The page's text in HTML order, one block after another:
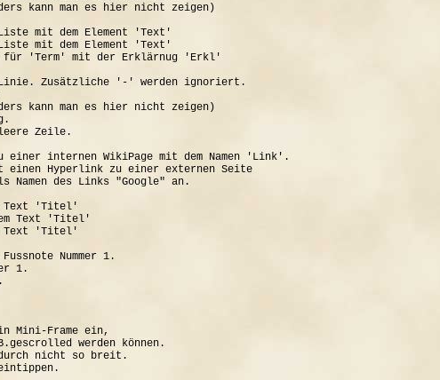
kann man es hier nicht zeigen)
mit dem Element 'Text'
mit dem Element 'Text'
'Term' mit der Erklärnug 'Erkl'
Zusätzliche '-' werden ignoriert.
kann man es hier nicht zeigen)
Zeile.
internen WikiPage mit dem Namen 'Link'.
Hyperlink zu einer externen Seite
Namen des Links "Google" an.
Text 'Titel'
Text 'Titel'
Text 'Titel'
Nummer 1.
1.
Mini-Frame ein,
werden können.
nicht so breit.